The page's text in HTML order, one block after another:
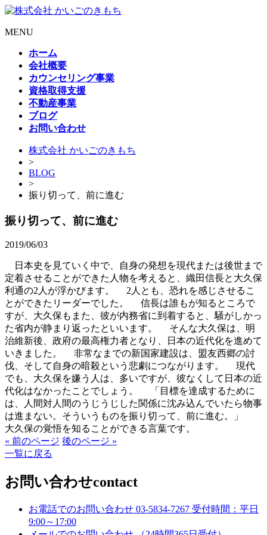
MENU
ホーム
会社概要
カウンセリング事業
資格取得支援
不動産事業
ブログ
お問い合わせ
株式会社 かいごのきもち
>
BLOG
>
振り切って、前に進む
振り切って、前に進む
2019/06/03
日本史を見ていく中で、自身の発想を現代または後世まで
定着させることができた人物を考えると、織田信長と大久保
利通の2人が浮かびます。 2人とも、恐れを感じさせるこ
とができたリーダーでした。 信長は誰もが知るところで
すが、大久保もまた、彼が内務省に到着すると、騒がしかっ
た省内が静まり返ったといいます。 そんな大久保は、明
治維新後、政府の最高権力者となり、日本の近代化を進めて
いきました。 非常なまでの新国家建設は、盟友西郷の討
伐、そして自身の暗殺という悲劇につながります。 現代
でも、大久保を嫌う人は、多いですが、彼なくして日本の近
代化はなかったことでしょう。 「目標を達成するために
は、人間対人間のうじうじした関係に沈み込んでいたら物事
は進まない。そういうものを振り切って、前に進む。」
大久保の覚悟を知ることができる言葉です。
« 前のページ 後のページ »
一覧に戻る
お問い合わせcontact
お電話でのお問い合わせ 03-5834-7267 受付時間：平日
9:00～17:00